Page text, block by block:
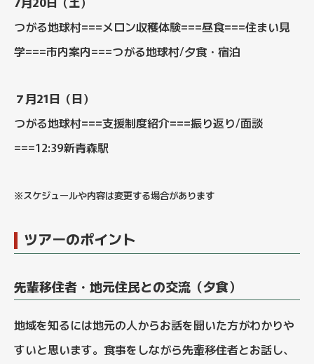
つがる地球村===メロン収穫体験===昼食===住まい見
学===市内案内===つがる地球村/夕食・宿泊
７月21日（日）
つがる地球村===支援制度紹介===振り返り/面談
===12:39新青森駅
※スケジュールや内容は変更する場合があります
ツアーのポイント
先輩移住者・地元住民との交流（夕食）
地域を知るには地元の人からお話を聞いた方がわかりや
すいと思います。食事をしながら先輩移住者とお話し、